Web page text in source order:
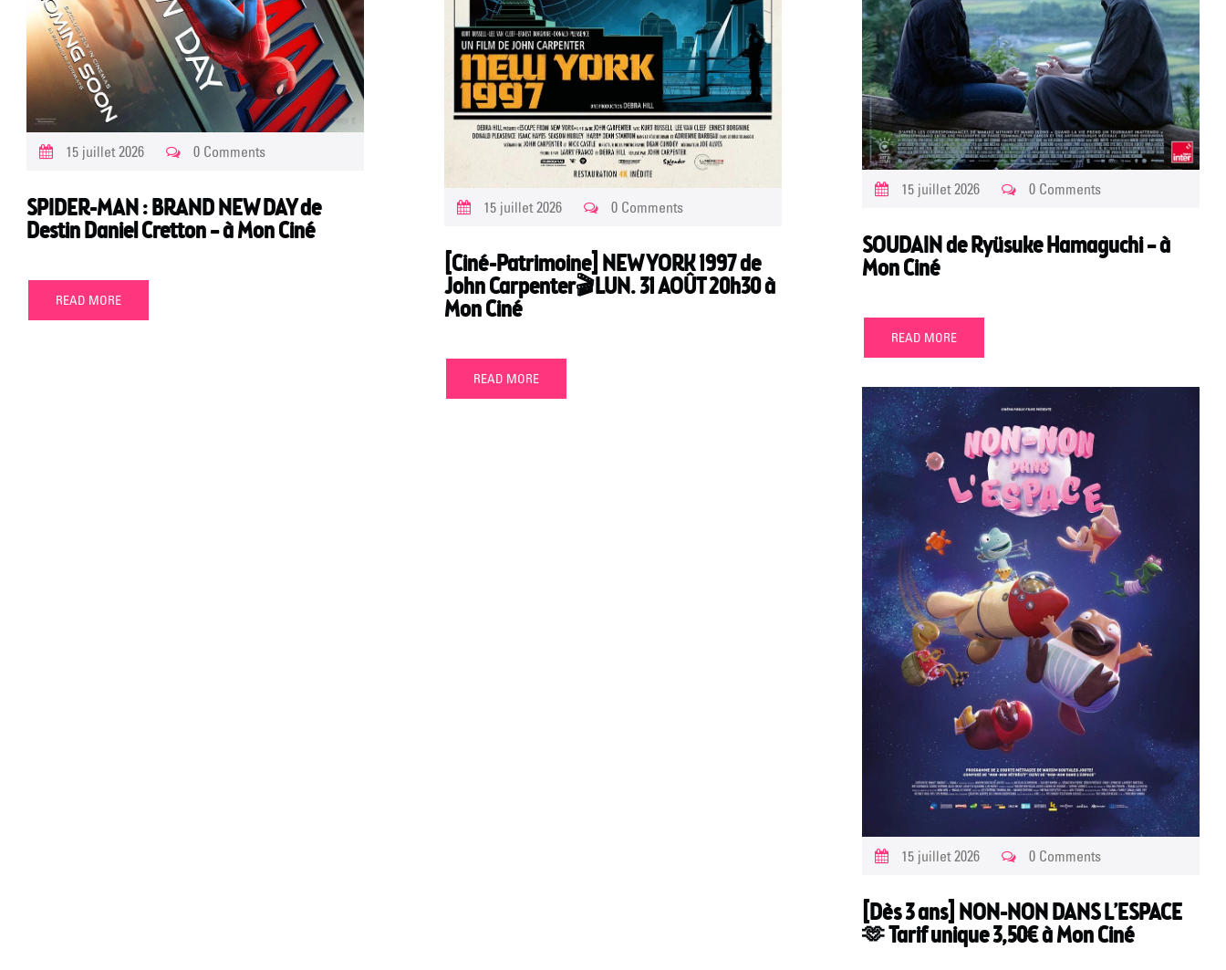
15 juillet 2026 0 Comments
SPIDER-MAN : BRAND NEW DAY de
Destin Daniel Cretton – à Mon Ciné
READ MORE
15 juillet 2026 0 Comments
[Ciné-Patrimoine] NEW YORK 1997 de
John Carpenter🎬LUN. 31 AOÛT 20h30 à
Mon Ciné
READ MORE
15 juillet 2026 0 Comments
SOUDAIN de Ryüsuke Hamaguchi – à
Mon Ciné
READ MORE
15 juillet 2026 0 Comments
[Dès 3 ans] NON-NON DANS L’ESPACE
🫶 Tarif unique 3,50€ à Mon Ciné